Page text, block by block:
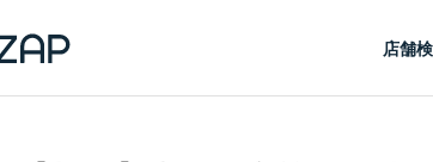
店舗